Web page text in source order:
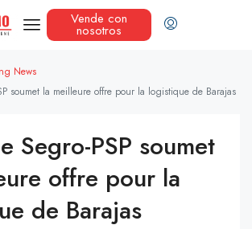
Vende con
nosotros
News
soumet la meilleure offre pour la logistique de Barajas
Segro-PSP soumet
offre pour la
de Barajas